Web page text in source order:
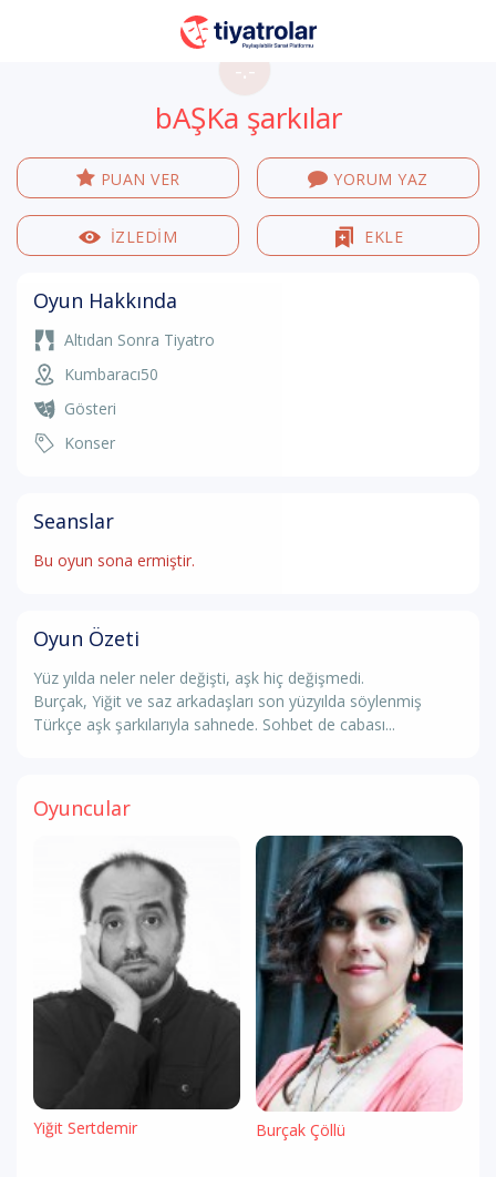
-.-
bAŞKa şarkılar
PUAN VER YORUM YAZ
İZLEDİM EKLE
Oyun Hakkında
Altıdan Sonra Tiyatro
Kumbaracı50
Gösteri
Konser
Seanslar
Bu oyun sona ermiştir.
Oyun Özeti
Yüz yılda neler neler değişti, aşk hiç değişmedi.
Burçak, Yiğit ve saz arkadaşları son yüzyılda söylenmiş
Türkçe aşk şarkılarıyla sahnede. Sohbet de cabası...
Oyuncular
Yiğit Sertdemir Burçak Çöllü